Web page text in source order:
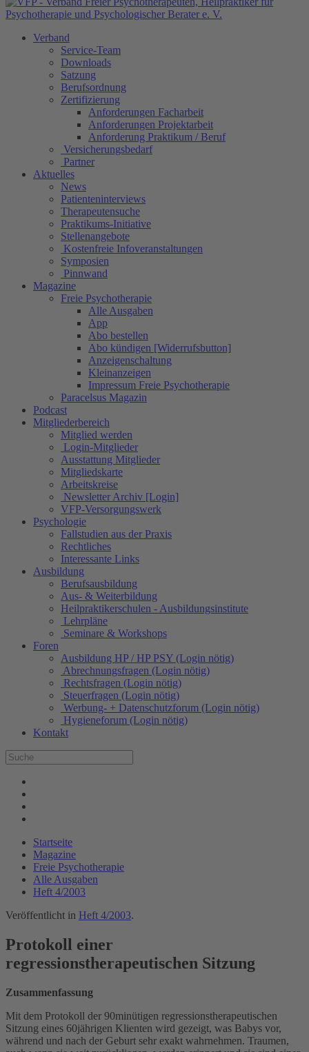
Verband
Service-Team
Downloads
Satzung
Berufsordnung
Zertifizierung
Anforderungen Facharbeit
Anforderungen Projektarbeit
Anforderung Praktikum / Beruf
Versicherungsbedarf
Partner
Aktuelles
News
Patienteninterviews
Therapeutensuche
Praktikums-Initiative
Stellenangebote
Kostenfreie Infoveranstaltungen
Symposien
Pinnwand
Magazine
Freie Psychotherapie
Alle Ausgaben
App
Abo bestellen
Abo kündigen [Widerrufsbutton]
Anzeigenschaltung
Kleinanzeigen
Impressum Freie Psychotherapie
Paracelsus Magazin
Podcast
Mitgliederbereich
Mitglied werden
Login-Mitglieder
Ausstattung Mitglieder
Mitgliedskarte
Arbeitskreise
Newsletter Archiv [Login]
VFP-Versorgungswerk
Psychologie
Fallstudien aus der Praxis
Rechtliches
Interessante Links
Ausbildung
Berufsausbildung
Aus- & Weiterbildung
Heilpraktikerschulen - Ausbildungsinstitute
Lehrpläne
Seminare & Workshops
Foren
Ausbildung HP / HP PSY (Login nötig)
Abrechnungsfragen (Login nötig)
Rechtsfragen (Login nötig)
Steuerfragen (Login nötig)
Werbung- + Datenschutzforum (Login nötig)
Hygieneforum (Login nötig)
Kontakt
Startseite
Magazine
Freie Psychotherapie
Alle Ausgaben
Heft 4/2003
Veröffentlicht in Heft 4/2003.
Protokoll einer
regressionstherapeutischen Sitzung
Zusammenfassung
Mit dem Protokoll der 90minütigen regressionstherapeutischen
Sitzung eines 60jährigen Klienten wird gezeigt, was Babys vor,
während und nach der Geburt sehr exakt wahrnehmen. Traumen,